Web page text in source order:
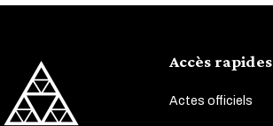
Accès rapides
Actes officiels